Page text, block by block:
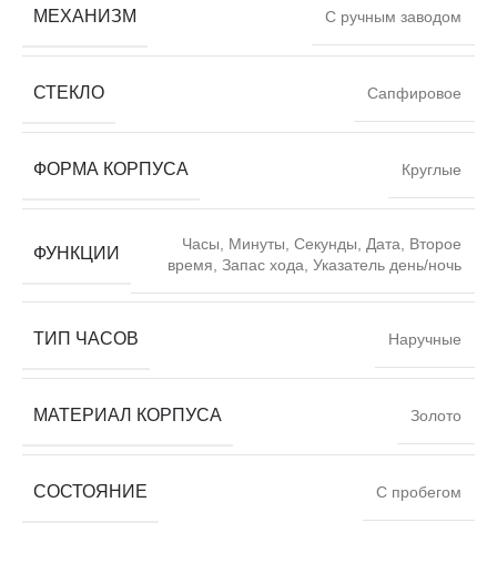
МЕХАНИЗМ С ручным заводом
СТЕКЛО Сапфировое
ФОРМА КОРПУСА Круглые
ФУНКЦИИ
Часы, Минуты, Секунды, Дата, Второе
время, Запас хода, Указатель день/ночь
ТИП ЧАСОВ Наручные
МАТЕРИАЛ КОРПУСА Золото
СОСТОЯНИЕ С пробегом